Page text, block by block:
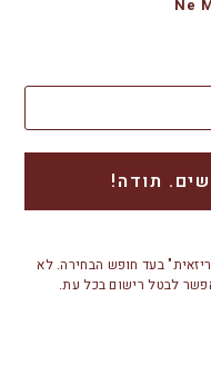
Ne
בעד חופש הבחירה. לא
לבטל רישום בכל עת.